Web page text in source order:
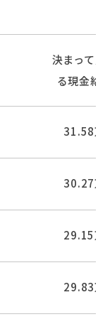
決まって支
る現金給
31.58万
30.27万
29.15万
29.83万